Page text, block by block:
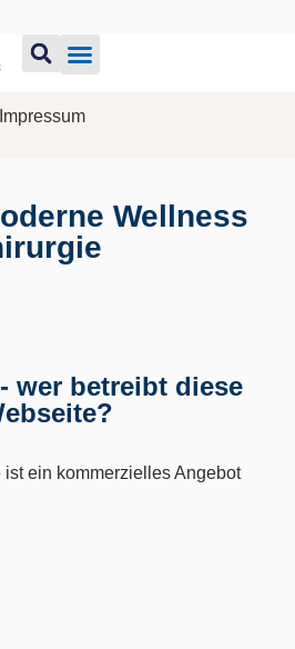
Impressum
Wellness
wer betreibt diese
ein kommerzielles Angebot